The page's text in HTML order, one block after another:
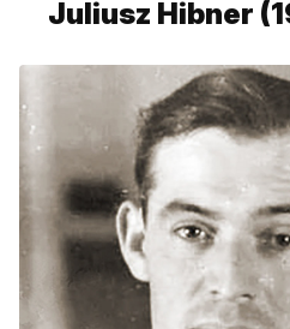
Juliusz Hibner